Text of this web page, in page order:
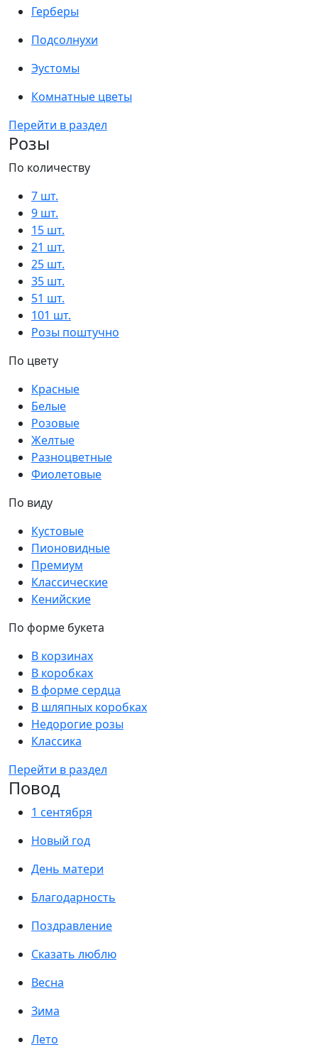
Герберы
Подсолнухи
Эустомы
Комнатные цветы
Перейти в раздел
Розы
По количеству
7 шт.
9 шт.
15 шт.
21 шт.
25 шт.
35 шт.
51 шт.
101 шт.
Розы поштучно
По цвету
Красные
Белые
Розовые
Желтые
Разноцветные
Фиолетовые
По виду
Кустовые
Пионовидные
Премиум
Классические
Кенийские
По форме букета
В корзинах
В коробках
В форме сердца
В шляпных коробках
Недорогие розы
Классика
Перейти в раздел
Повод
1 сентября
Новый год
День матери
Благодарность
Поздравление
Сказать люблю
Весна
Зима
Лето